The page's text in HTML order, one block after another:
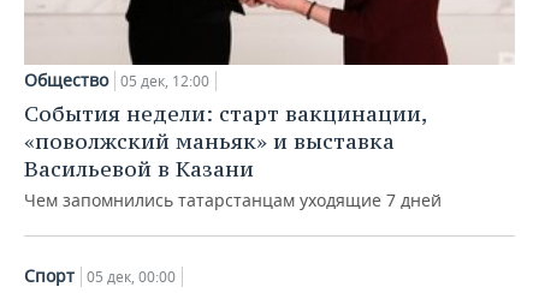
Общество 05 дек, 12:00
События недели: старт вакцинации,
«поволжский маньяк» и выставка
Васильевой в Казани
Чем запомнились татарстанцам уходящие 7 дней
Спорт 05 дек, 00:00